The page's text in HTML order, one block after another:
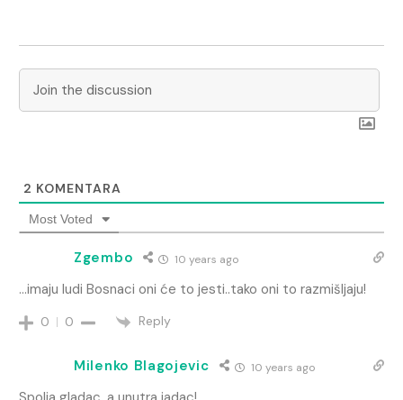
2 KOMENTARA
Most Voted
Zgembo 10 years ago
…imaju ludi Bosnaci oni će to jesti..tako oni to razmišljaju!
0 0 Reply
Milenko Blagojevic 10 years ago